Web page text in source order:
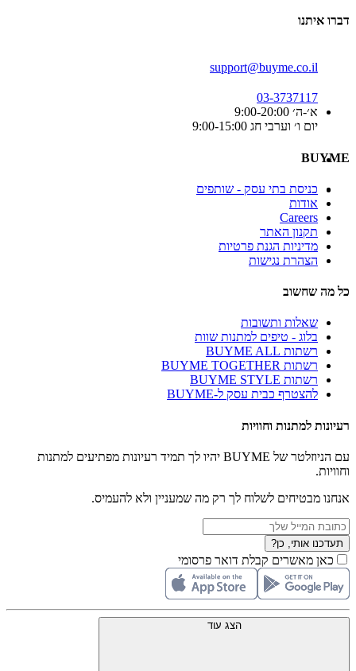
דברו איתנו
support@buyme.co.il
03-3737117
א׳-ה׳ 9:00-20:00
יום ו׳ וערבי חג 9:00-15:00
BUYME
כניסת בתי עסק - שותפים
אודות
Careers
תקנון האתר
מדיניות הגנת פרטיות
הצהרת נגישות
כל מה שחשוב
שאלות ותשובות
בלוג - טיפים למתנות שוות
רשתות BUYME ALL
רשתות BUYME TOGETHER
רשתות BUYME STYLE
להצטרף כבית עסק ל-BUYME
רעיונות למתנות וחוויות
עם הניוזלטר של BUYME יהיו לך תמיד רעיונות מפתיעים למתנות
וחוויות.
אנחנו מבטיחים לשלוח לך רק מה שמעניין ולא להעמיס.
תעדכנו אותי, כן?
כאן מאשרים קבלת דואר פרסומי
הצג עוד